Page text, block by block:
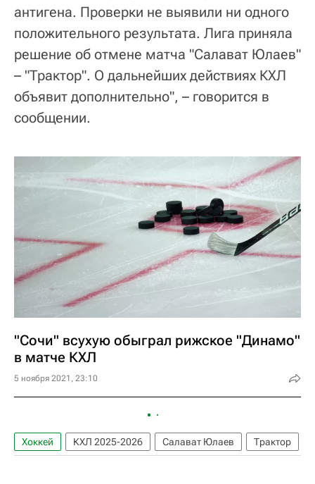
антигена. Проверки не выявили ни одного
положительного результата. Лига приняла
решение об отмене матча "Салават Юлаев"
– "Трактор". О дальнейших действиях КХЛ
объявит дополнительно", – говорится в
сообщении.
"Сочи" всухую обыграл рижское "Динамо"
в матче КХЛ
5 ноября 2021, 23:10
Хоккей КХЛ 2025-2026 Салават Юлаев Трактор